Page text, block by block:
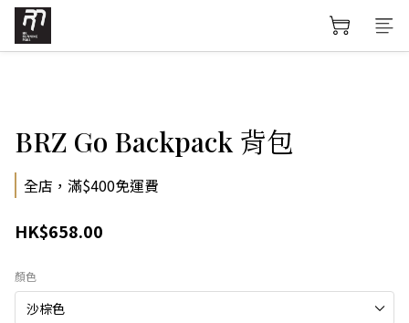
BRZ Go Backpack 背包
全店，滿$400免運費
HK$658.00
顏色